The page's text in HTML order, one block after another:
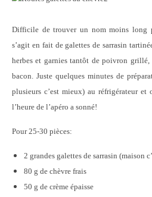
Difficile de trouver un nom moins long
s’agit en fait de galettes de sarrasin
herbes et garnies tantôt de poivron grillé,
bacon. Juste quelques minutes de
plusieurs c’est mieux) au réfrigérateur et
l’heure de l’apéro a sonné!
Pour 25-30 pièces:
2 grandes galettes de sarrasin (maison
80 g de chèvre frais
50 g de crème épaisse